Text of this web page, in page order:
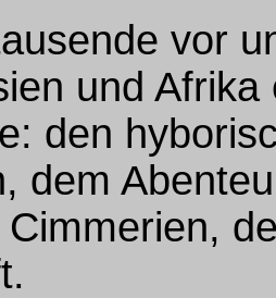
vor
und
den
dem